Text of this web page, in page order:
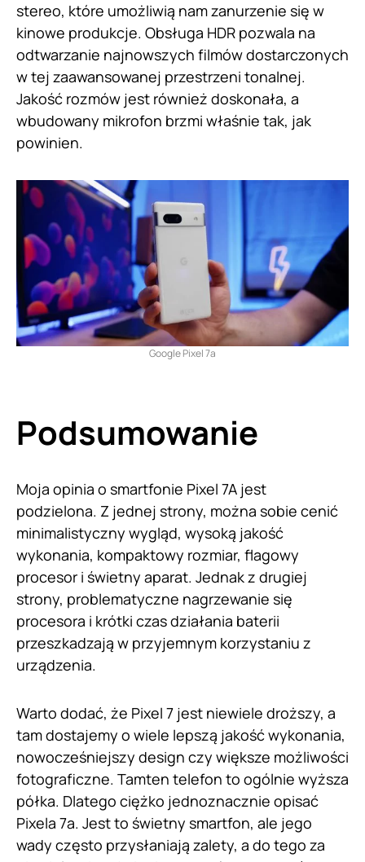
stereo, które umożliwią nam zanurzenie się w
kinowe produkcje. Obsługa HDR pozwala na
odtwarzanie najnowszych filmów dostarczonych
w tej zaawansowanej przestrzeni tonalnej.
Jakość rozmów jest również doskonała, a
wbudowany mikrofon brzmi właśnie tak, jak
powinien.
Google Pixel 7a
Podsumowanie
Moja opinia o smartfonie Pixel 7A jest
podzielona. Z jednej strony, można sobie cenić
minimalistyczny wygląd, wysoką jakość
wykonania, kompaktowy rozmiar, flagowy
procesor i świetny aparat. Jednak z drugiej
strony, problematyczne nagrzewanie się
procesora i krótki czas działania baterii
przeszkadzają w przyjemnym korzystaniu z
urządzenia.
Warto dodać, że Pixel 7 jest niewiele droższy, a
tam dostajemy o wiele lepszą jakość wykonania,
nowocześniejszy design czy większe możliwości
fotograficzne. Tamten telefon to ogólnie wyższa
półka. Dlatego ciężko jednoznacznie opisać
Pixela 7a. Jest to świetny smartfon, ale jego
wady często przysłaniają zalety, a do tego za